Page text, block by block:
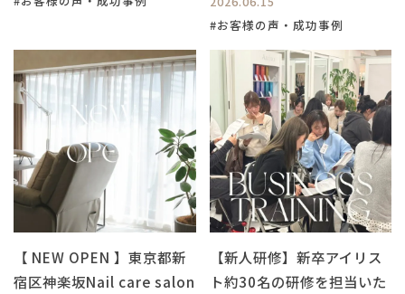
#お客様の声・成功事例
【 NEW OPEN 】東京都新
宿区神楽坂Nail care salon
【新人研修】新卒アイリス
ト約30名の研修を担当いた